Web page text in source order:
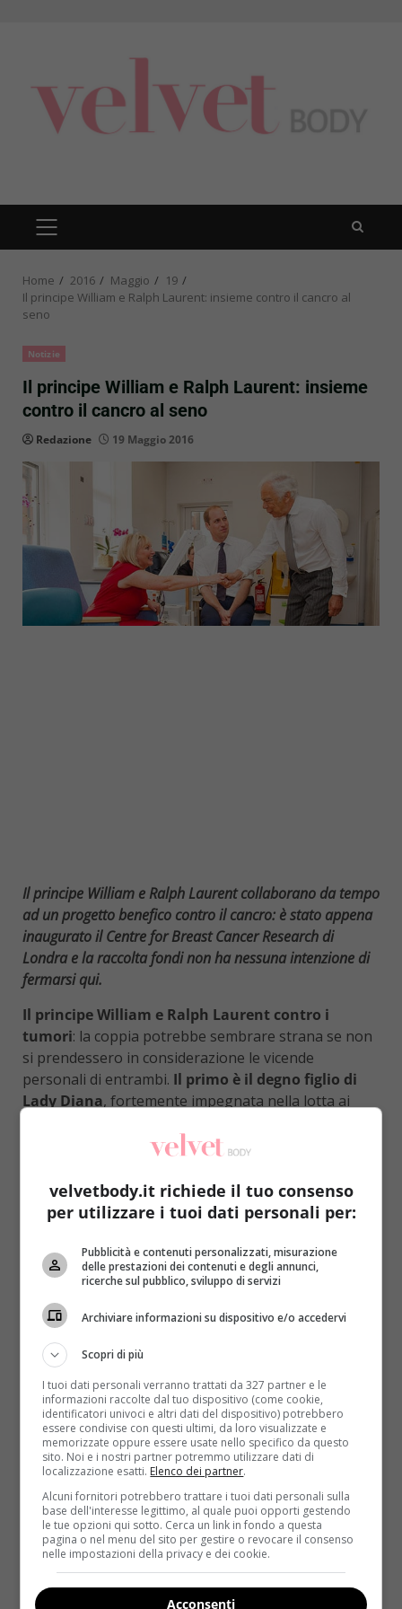
PRIMARY
MENU
Home 2016 Maggio
19
Il principe William e Ralph Laurent: insieme contro il cancro al
seno
Notizie
Il principe William e Ralph Laurent: insieme
contro il cancro al seno
Redazione 19 Maggio 2016
Il principe William e Ralph Laurent collaborano da tempo
ad un progetto benefico contro il cancro: è stato appena
inaugurato il Centre for Breast Cancer Research di
Londra e la raccolta fondi non ha nessuna intenzione di
fermarsi qui.
Il principe William e Ralph Laurent contro i
tumori: la coppia potrebbe sembrare strana se non
si prendessero in considerazione le vicende
personali di entrambi. Il primo è il degno figlio di
Lady Diana, fortemente impegnata nella lotta ai
presidentessa dellaRoyal Marsden Cancer Charity
tumore al cervelloe durante la terapia ha
incontrato una sua amica malata di tumore al seno
di queste due esperienze hanno permesso il
raggiungimento di traguardi importantinei
confronti della ricerca.
Ralph Laurent, dopo essere guarito, è diventato
uno dei finanziatori più importanti delle
campagne contro il cancro
è trovato a collaborare con Lady Diana per vari
progetti e sperimentazioni. Alla sua morte, il figlio
William ha voluto ricalcare le orme della madre per
quanto riguarda l’attivismo e l’impegno benefico. Gli
sforzi profusi negli anni hanno dato vita a qualcosa
di estremamente concreto e reale:l’inaugurazione
delRalph Laurent Center for Breast Cancer Research
Londra. La cerimonia è avvenuta in presenza
dell’immancabile Duca di Cambridge, William. La
soddisfazione è stata tangibile, perun progetto che
velvetbody.it richiede il tuo consenso
per utilizzare i tuoi dati personali per:
Pubblicità e contenuti personalizzati, misurazione
delle prestazioni dei contenuti e degli annunci,
ricerche sul pubblico, sviluppo di servizi
Archiviare informazioni su dispositivo e/o accedervi
Scopri di più
I tuoi dati personali verranno trattati da 327 partner e le
informazioni raccolte dal tuo dispositivo (come cookie,
identificatori univoci e altri dati del dispositivo) potrebbero
essere condivise con questi ultimi, da loro visualizzate e
memorizzate oppure essere usate nello specifico da questo
sito. Noi e i nostri partner potremmo utilizzare dati di
localizzazione esatti. Elenco dei partner.
Alcuni fornitori potrebbero trattare i tuoi dati personali sulla
base dell'interesse legittimo, al quale puoi opporti gestendo
le tue opzioni qui sotto. Cerca un link in fondo a questa
pagina o nel menu del sito per gestire o revocare il consenso
nelle impostazioni della privacy e dei cookie.
Acconsenti